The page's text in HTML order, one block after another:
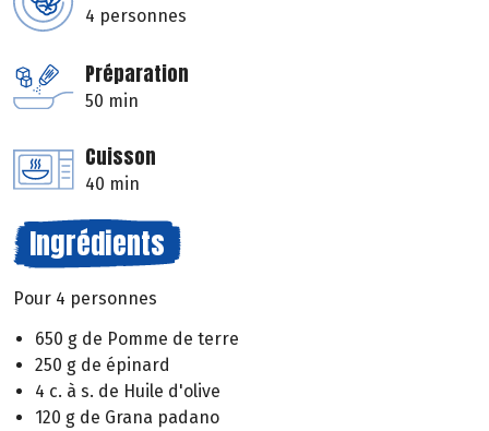
4 personnes
Préparation
50 min
Cuisson
40 min
Ingrédients
Pour 4 personnes
650 g de Pomme de terre
250 g de épinard
4 c. à s. de Huile d'olive
120 g de Grana padano